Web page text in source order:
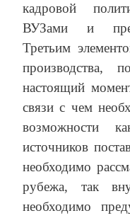
кадровой
ВУЗами и
Третьим
производства,
настоящий
связи с чем
возможности
источников
необходимо
рубежа, так
необходимо